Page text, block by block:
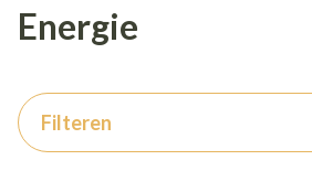
Energie
Filteren